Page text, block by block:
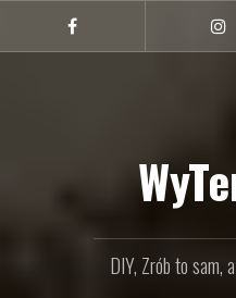
treści
Facebook
DIY, Zrób to sam,